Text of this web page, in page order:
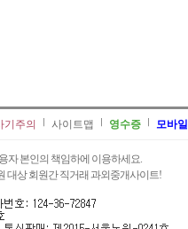
기주의 사이트맵 영수증 모바일
자 본인의 책임하에 이용하세요.
대상 회원간 직거래 과외중개사이트!